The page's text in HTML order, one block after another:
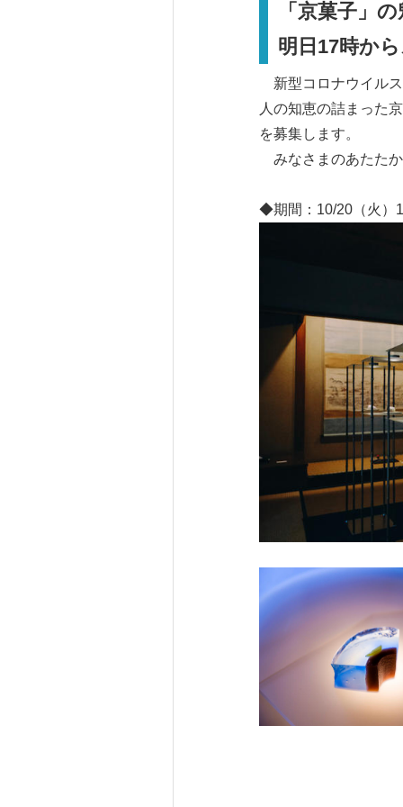
「京菓子」
明日 17時か
新型コロナウイルス
人の知恵の詰まった
を募集します。
みなさまのあたた
◆期間：10/20（火）